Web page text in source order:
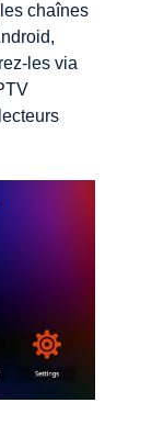
chaînes
les via